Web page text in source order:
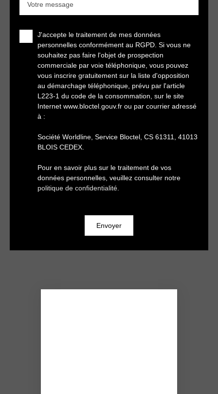
Votre message
J'accepte le traitement de mes données
personnelles conformément au RGPD. Si vous ne
souhaitez pas faire l'objet de prospection
commerciale par voie téléphonique, vous pouvez
vous inscrire gratuitement sur la liste d'opposition
au démarchage téléphonique, prévu par l'article
L223-1 du code de la consommation, sur le site
Internet www.bloctel.gouv.fr ou par courrier adressé
à :
Société Worldline, Service Bloctel, CS 61311, 41013
BLOIS CEDEX.
Pour en savoir plus sur le traitement de vos
données personnelles, veuillez consulter notre
politique de confidentialité.
Envoyer